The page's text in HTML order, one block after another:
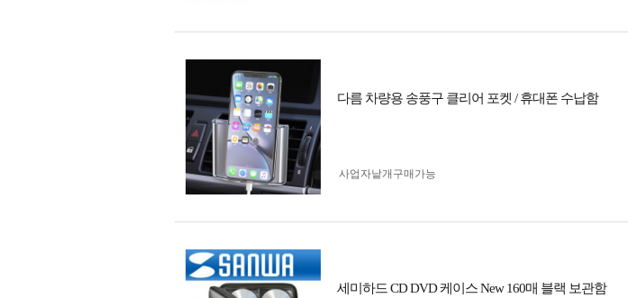
다름 차량용 송풍구 클리어 포켓 / 휴대폰 수납함
사업자 낱개구매가능
세미하드 CD DVD 케이스 New 160매 블랙 보관함